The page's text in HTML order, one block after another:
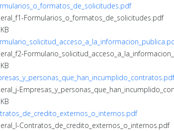
Formularios_o_formatos_de_solicitudes.pdf
Contratos_de_credito_externos_o_internos.pdf